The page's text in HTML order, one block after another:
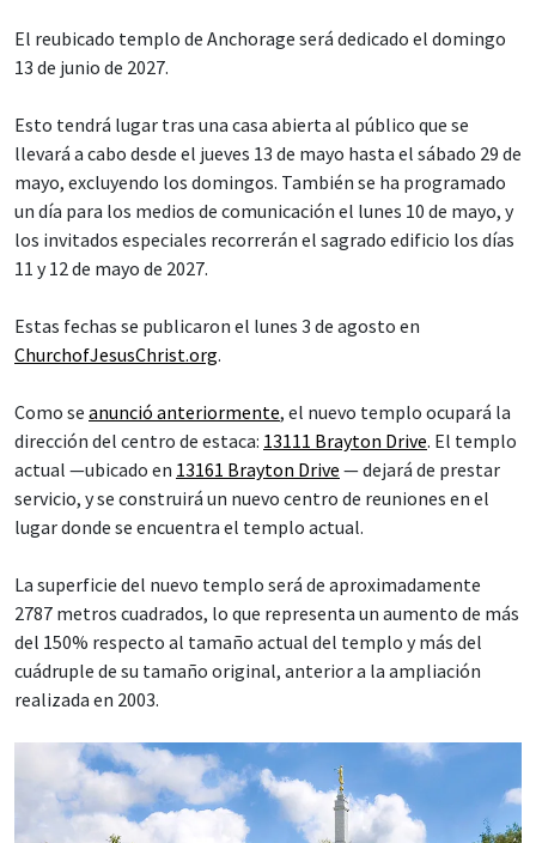
El reubicado templo de Anchorage será dedicado el domingo
13 de junio de 2027.
Esto tendrá lugar tras una casa abierta al público que se
llevará a cabo desde el jueves 13 de mayo hasta el sábado 29 de
mayo, excluyendo los domingos. También se ha programado
un día para los medios de comunicación el lunes 10 de mayo, y
los invitados especiales recorrerán el sagrado edificio los días
11 y 12 de mayo de 2027.
Estas fechas se publicaron el lunes 3 de agosto en
ChurchofJesusChrist.org.
Como se anunció anteriormente, el nuevo templo ocupará la
dirección del centro de estaca: 13111 Brayton Drive. El templo
actual —ubicado en 13161 Brayton Drive — dejará de prestar
servicio, y se construirá un nuevo centro de reuniones en el
lugar donde se encuentra el templo actual.
La superficie del nuevo templo será de aproximadamente
2787 metros cuadrados, lo que representa un aumento de más
del 150% respecto al tamaño actual del templo y más del
cuádruple de su tamaño original, anterior a la ampliación
realizada en 2003.